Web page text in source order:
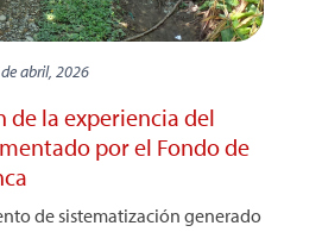
abril, 2026
de la experiencia del
por el Fondo de
de sistematización generado